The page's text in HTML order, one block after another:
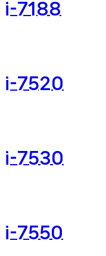
i-7188
i-7520
i-7530
i-7550